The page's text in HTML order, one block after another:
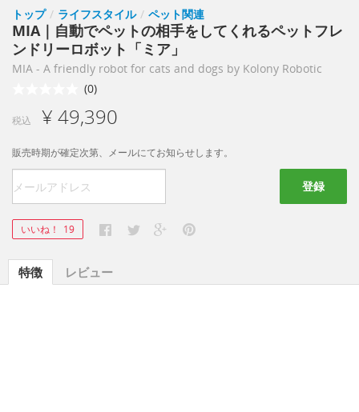
トップ / ライフスタイル / ペット関連
MIA｜自動でペットの相手をしてくれるペットフレ
ンドリーロボット「ミア」
MIA - A friendly robot for cats and dogs by Kolony Robotic
(0)
税込 ¥ 49,390
販売時期が確定次第、メールにてお知らせします。
登録
いいね！ 19
特徴 レビュー